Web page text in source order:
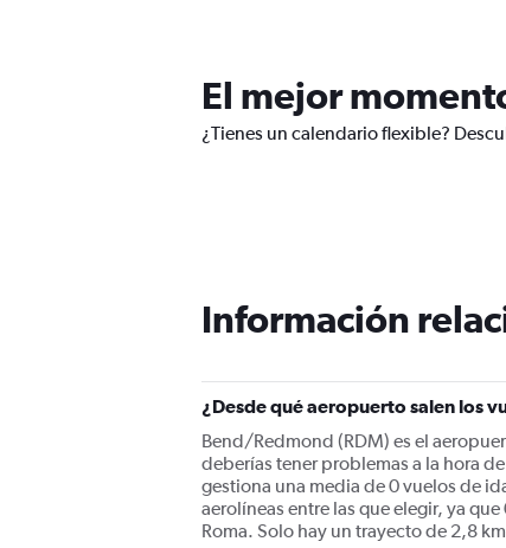
El mejor
¿Tienes un calendario flexible?
Información
¿Desde qué aeropuerto salen los
Bend/Redmond (RDM) es el
deberías tener problemas a la hora
gestiona una media de 0 vuelos de
aerolíneas entre las que elegir, ya
Roma. Solo hay un trayecto de 2,8